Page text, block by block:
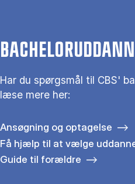
Har du spørgsmål til CBS'
læse mere her:
Ansøgning og optagelse
Få hjælp til at vælge
Guide til forældre